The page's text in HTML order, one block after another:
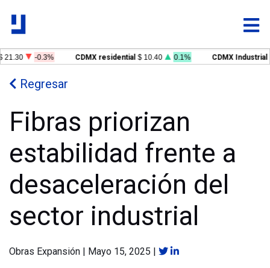
21.30 -0.3% CDMX residential $ 10.40 0.1% CDMX Industrial
Regresar
Fibras priorizan
estabilidad frente a
desaceleración del
sector industrial
Obras Expansión | Mayo 15, 2025 |